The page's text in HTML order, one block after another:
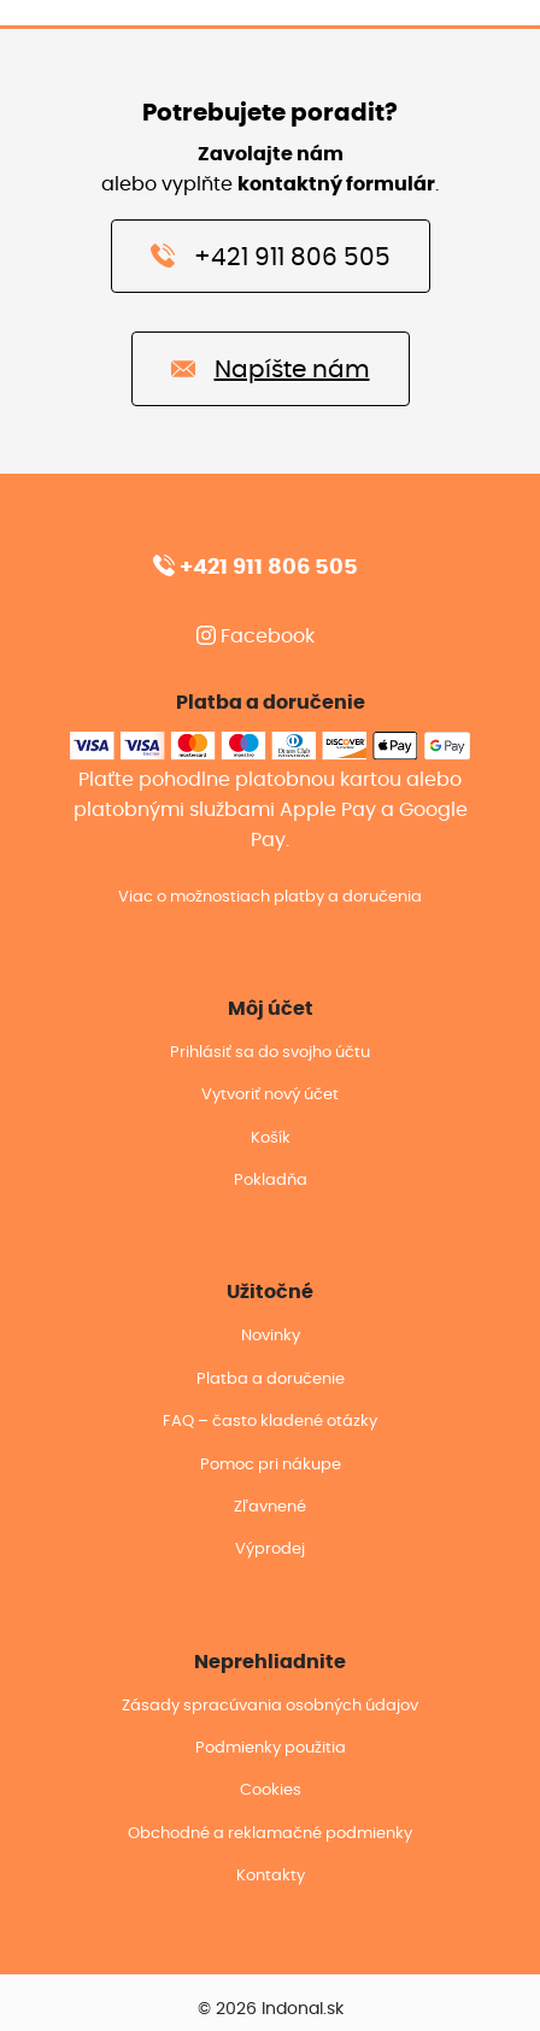
Potrebujete poradit?
Zavolajte nám
alebo vyplňte kontaktný formulár
+421 911 806 505
Napíšte nám
+421 911 806 505
Facebook
Platba a doručenie
Plaťte pohodlne platobnou kartou alebo
platobnými službami Apple Pay a Google
Pay.
Viac o možnostiach platby a doručenia
Môj účet
Prihlásiť sa do svojho účtu
Vytvoriť nový účet
Košík
Pokladňa
Užitočné
Novinky
Platba a doručenie
FAQ – často kladené otázky
Pomoc pri nákupe
Zľavnené
Výprodej
Neprehliadnite
Zásady spracúvania osobných údajov
Podmienky použitia
Cookies
Obchodné a reklamačné podmienky
Kontakty
© 2026 Indonal.sk